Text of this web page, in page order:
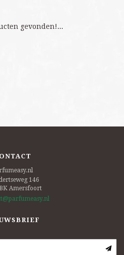
gevonden!...
146
Amersfoort